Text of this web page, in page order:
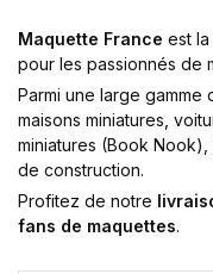
Maquette France est
pour les passionnés de
Parmi une large gamme
maisons miniatures,
miniatures (Book
de construction.
Profitez de notre
fans de maquettes.